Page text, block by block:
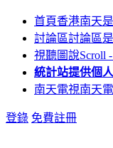
首頁香港南天
討論區討論區
視聽圖說Scroll
統計站提供個
南天電視南天
登錄 免費註冊